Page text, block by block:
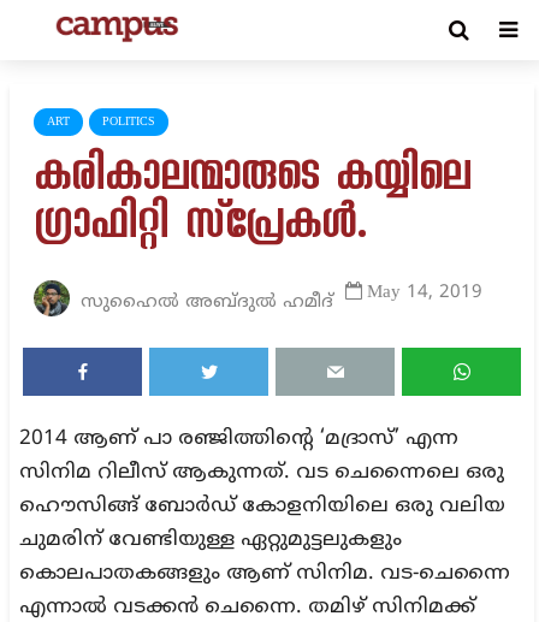
ART POLITICS
കരികാലന്മാരുടെ കയ്യിലെ
ഗ്രാഫിറ്റി സ്പ്രേകൾ.
സുഹൈല്‍ അബ്ദുല്‍ ഹമീദ്‌ May 14, 2019
2014 ആണ് പാ രഞ്ജിത്തിന്റെ ‘മദ്രാസ്’ എന്ന
സിനിമ റിലീസ് ആകുന്നത്. വട ചെന്നൈലെ ഒരു
ഹൌസിങ്ങ് ബോർഡ് കോളനിയിലെ ഒരു വലിയ
ചുമരിന് വേണ്ടിയുള്ള ഏറ്റുമുട്ടലുകളും
കൊലപാതകങ്ങളും ആണ് സിനിമ. വട-ചെന്നൈ
എന്നാൽ വടക്കൻ ചെന്നൈ. തമിഴ് സിനിമക്ക്